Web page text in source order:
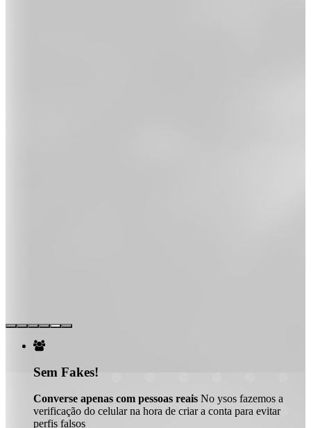

Sem Fakes!
Converse apenas com pessoas reais No ysos fazemos a
verificação do celular na hora de criar a conta para evitar
perfis falsos